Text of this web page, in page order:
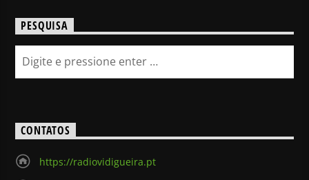
PESQUISA
CONTATOS
https://radiovidigueira.pt